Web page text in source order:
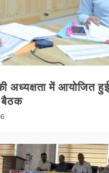
अध्यक्षता में आयोजित
बैठक